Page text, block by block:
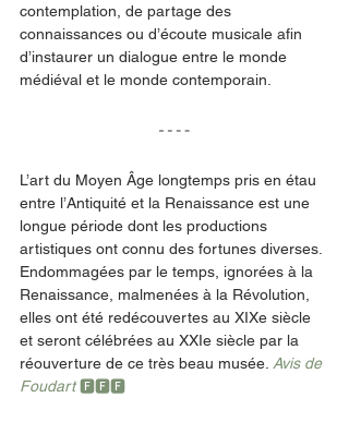
contemplation, de partage des
connaissances ou d’écoute musicale afin
d’instaurer un dialogue entre le monde
médiéval et le monde contemporain.
L’art du Moyen Âge longtemps pris en étau
entre l’Antiquité et la Renaissance est une
longue période dont les productions
artistiques ont connu des fortunes diverses.
Endommagées par le temps, ignorées à la
Renaissance, malmenées à la Révolution,
elles ont été redécouvertes au XIXe siècle
et seront célébrées au XXIe siècle par la
réouverture de ce très beau musée. Avis de
Foudart 🅵🅵🅵